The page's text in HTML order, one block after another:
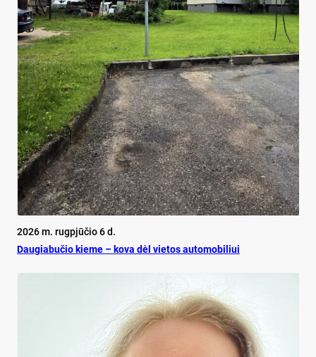
2026 m. rugpjūčio 6 d.
Dau­gia­bu­čio kie­me – ko­va dėl vie­tos au­to­mo­bi­liui